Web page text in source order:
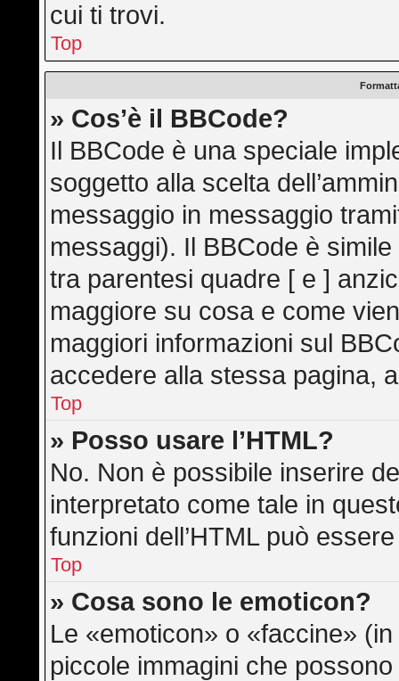
cui ti trovi.
Top
» Cos’è il BBCode?
Il BBCode è una speciale
soggetto alla scelta
messaggio in messaggio
messaggi). Il BBCode è
tra parentesi quadre [ e ]
maggiore su cosa e come
maggiori informazioni sul
accedere alla stessa pagina,
Top
» Posso usare l’HTML?
No. Non è possibile inserire
interpretato come tale in
funzioni dell’HTML può
Top
» Cosa sono le emoticon?
Le «emoticon» o «faccine»
piccole immagini che